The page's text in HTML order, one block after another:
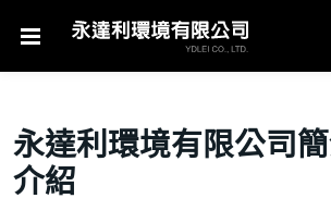
永達利環境有限公司
介紹